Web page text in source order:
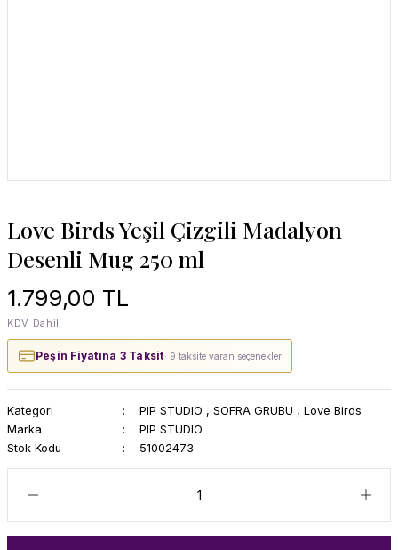
Love Birds Yeşil Çizgili Madalyon
Desenli Mug 250 ml
1.799,00 TL
KDV Dahil
Peşin Fiyatına 3 Taksit· 9 taksite varan seçenekler
Kategori PIP STUDIO , SOFRA GRUBU , Love Birds
Marka
PIP STUDIO
Stok Kodu
51002473